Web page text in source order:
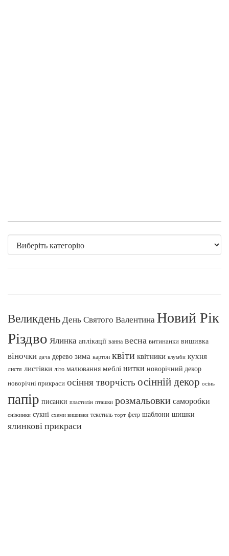
ВеликденьДень Святого ВалентинаНовий Рік
Різдво Ялинка аплікації ванна весна витинанки вишивка
віночки дача дерево зима картон квіти квітники клумби кухня
листя листівки літо малювання меблі нитки новорічний декор
новорічні прикраси осіння творчість осінній декор осінь
папір писанки пластилін пташки розмальовки саморобки
сніжинки сукні схеми вишивки текстиль торт фетр шаблони шишки
ялинкові прикраси